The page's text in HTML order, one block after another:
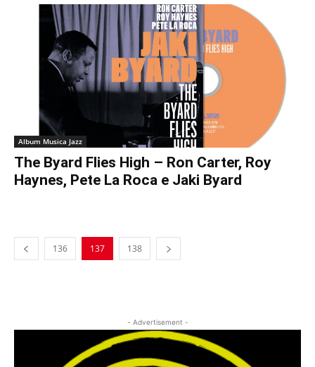
Album Musica Jazz
The Byard Flies High – Ron Carter, Roy
Haynes, Pete La Roca e Jaki Byard
136 137 138
- Advertisement -